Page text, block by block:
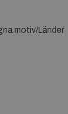
motiv/Länder